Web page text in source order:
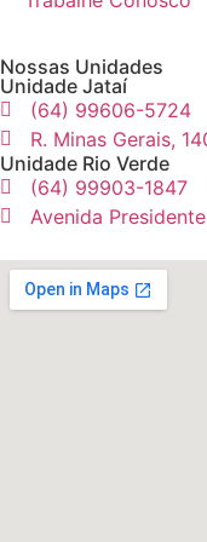
Nossas Unidades
Unidade Jataí
(64) 99606-5724
R. Minas Gerais,
Unidade Rio Verde
(64) 99903-1847
Avenida